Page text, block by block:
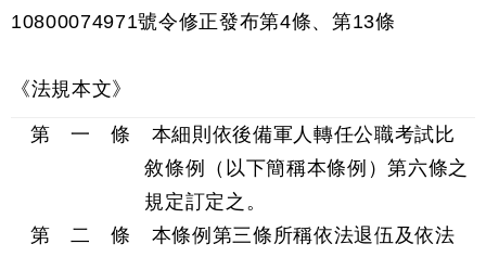
10800074971號令修正發布第4條、第13條
《法規本文》
第 一 條 本細則依後備軍人轉任公職考試比
敘條例（以下簡稱本條例）第六條之
規定訂定之。
第 二 條 本條例第三條所稱依法退伍及依法